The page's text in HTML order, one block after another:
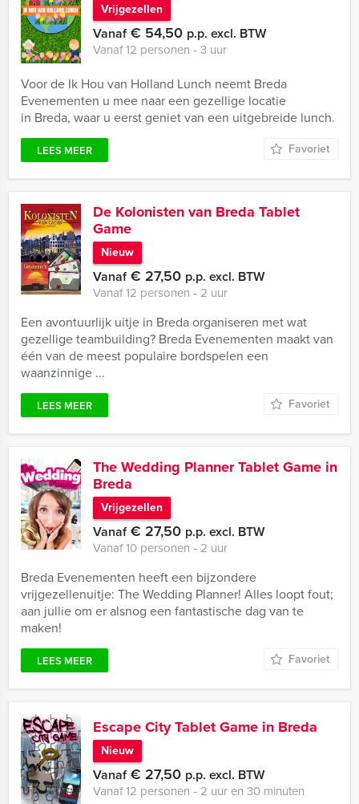
Vrijgezellen
Vanaf€ 54,50 p.p. excl. BTW
Vanaf 12 personen ‐ 3 uur
Voor de Ik Hou van Holland Lunch neemt Breda
Evenementen u mee naar een gezellige locatie
in Breda, waar u eerst geniet van een uitgebreide lunch.
LEES MEER Favoriet
De Kolonisten van Breda Tablet
Game
Nieuw
Vanaf€ 27,50 p.p. excl. BTW
Vanaf 12 personen ‐ 2 uur
Een avontuurlijk uitje in Breda organiseren met wat
gezellige teambuilding? Breda Evenementen maakt van
één van de meest populaire bordspelen een
waanzinnige ...
LEES MEER Favoriet
The Wedding Planner Tablet Game in
Breda
Vrijgezellen
Vanaf€ 27,50 p.p. excl. BTW
Vanaf 10 personen ‐ 2 uur
Breda Evenementen heeft een bijzondere
vrijgezellenuitje: The Wedding Planner! Alles loopt fout;
aan jullie om er alsnog een fantastische dag van te
maken!
LEES MEER Favoriet
Escape City Tablet Game in Breda
Nieuw
Vanaf€ 27,50 p.p. excl. BTW
Vanaf 12 personen ‐ 2 uur en 30 minuten